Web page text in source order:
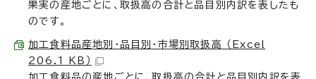
果実の産地ごとに、取扱高の合計と品目別内訳を表したも
のです。
加工食料品産地別・品目別・市場別取扱高 （Excel
206.1 KB）
加工食料品の産地ごとに、取扱高の合計と品目別内訳を表